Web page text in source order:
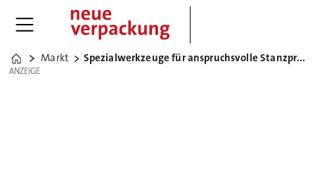
Home
Markt Spezialwerkzeuge für anspruchsvolle Stanzprozesse
ANZEIGE
ANZEIGE